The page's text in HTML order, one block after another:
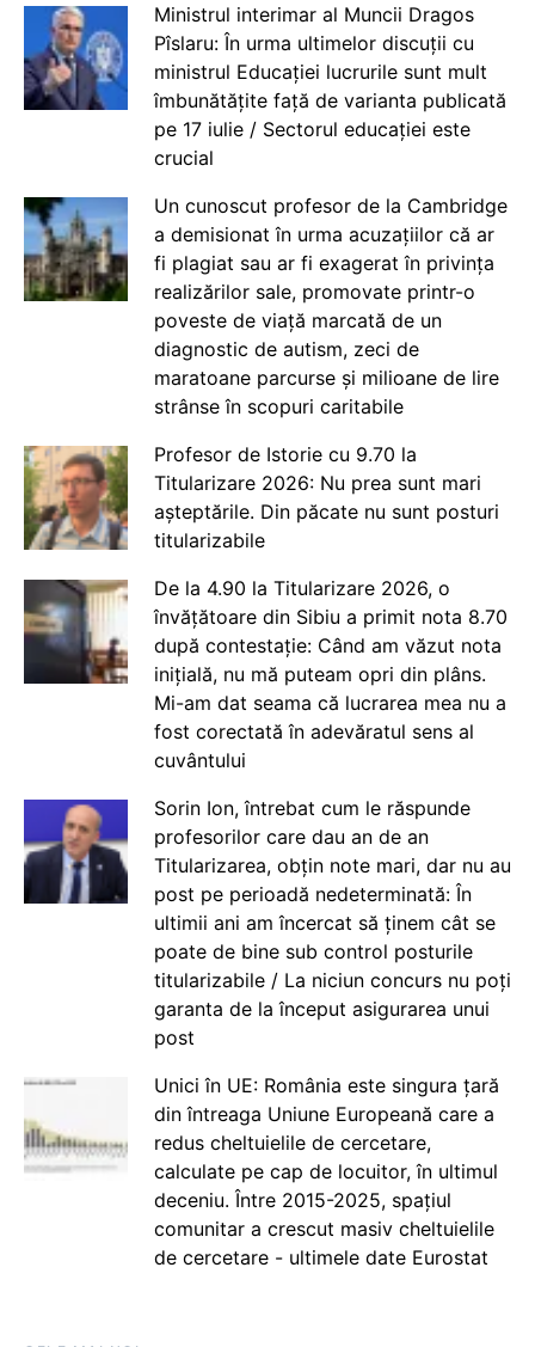
Ministrul interimar al Muncii Dragos
Pîslaru: În urma ultimelor discuții cu
ministrul Educației lucrurile sunt mult
îmbunătățite față de varianta publicată
pe 17 iulie / Sectorul educației este
crucial
Un cunoscut profesor de la Cambridge
a demisionat în urma acuzațiilor că ar
fi plagiat sau ar fi exagerat în privința
realizărilor sale, promovate printr-o
poveste de viață marcată de un
diagnostic de autism, zeci de
maratoane parcurse și milioane de lire
strânse în scopuri caritabile
Profesor de Istorie cu 9.70 la
Titularizare 2026: Nu prea sunt mari
așteptările. Din păcate nu sunt posturi
titularizabile
De la 4.90 la Titularizare 2026, o
învățătoare din Sibiu a primit nota 8.70
după contestație: Când am văzut nota
inițială, nu mă puteam opri din plâns.
Mi-am dat seama că lucrarea mea nu a
fost corectată în adevăratul sens al
cuvântului
Sorin Ion, întrebat cum le răspunde
profesorilor care dau an de an
Titularizarea, obțin note mari, dar nu au
post pe perioadă nedeterminată: În
ultimii ani am încercat să ținem cât se
poate de bine sub control posturile
titularizabile / La niciun concurs nu poți
garanta de la început asigurarea unui
post
Unici în UE: România este singura țară
din întreaga Uniune Europeană care a
redus cheltuielile de cercetare,
calculate pe cap de locuitor, în ultimul
deceniu. Între 2015-2025, spațiul
comunitar a crescut masiv cheltuielile
de cercetare - ultimele date Eurostat